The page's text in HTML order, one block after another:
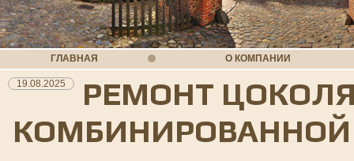
ГЛАВНАЯ О КОМПАНИИ
19.08.2025
РЕМОНТ